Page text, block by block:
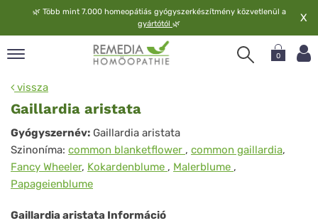
🌿 Több mint 7.000 homeopátiás gyógyszerkészítmény közvetlenül a
gyártótól 🌿 X
0
vissza
Gaillardia aristata
Gaillardia
aristata
Gyógyszernév: Gaillardia aristata
Szinoníma: common blanketflower , common gaillardia,
Fancy Wheeler, Kokardenblume , Malerblume ,
Papageienblume
Gaillardia aristata Információ